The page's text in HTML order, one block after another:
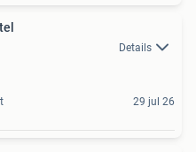
Details
29 jul 26